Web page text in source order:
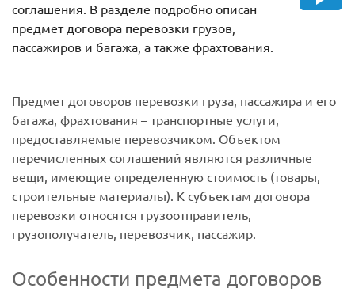
соглашения. В разделе подробно описан
предмет договора перевозки грузов,
пассажиров и багажа, а также фрахтования.
Предмет договоров перевозки груза, пассажира и его
багажа, фрахтования – транспортные услуги,
предоставляемые перевозчиком. Объектом
перечисленных соглашений являются различные
вещи, имеющие определенную стоимость (товары,
строительные материалы). К субъектам договора
перевозки относятся грузоотправитель,
грузополучатель, перевозчик, пассажир.
Особенности предмета договоров